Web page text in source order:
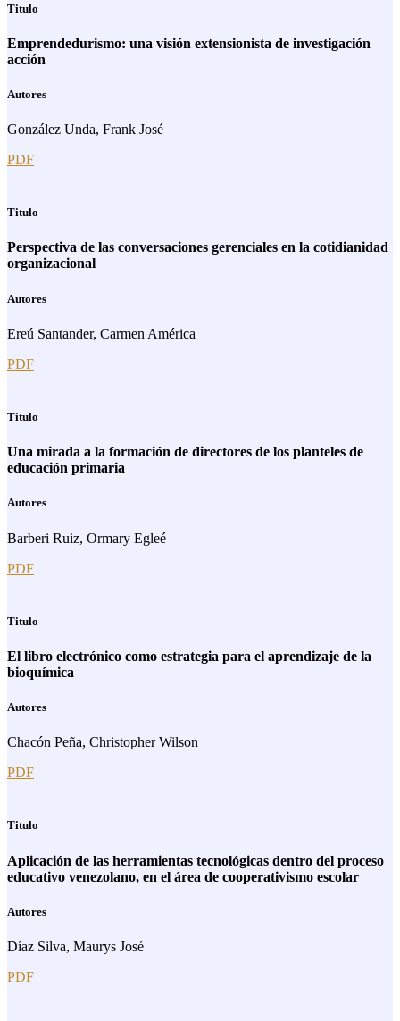
Titulo
Emprendedurismo: una visión extensionista de investigación
acción
Autores
González Unda, Frank José
PDF
Titulo
Perspectiva de las conversaciones gerenciales en la cotidianidad
organizacional
Autores
Ereú Santander, Carmen América
PDF
Titulo
Una mirada a la formación de directores de los planteles de
educación primaria
Autores
Barberi Ruiz, Ormary Egleé
PDF
Titulo
El libro electrónico como estrategia para el aprendizaje de la
bioquímica
Autores
Chacón Peña, Christopher Wilson
PDF
Titulo
Aplicación de las herramientas tecnológicas dentro del proceso
educativo venezolano, en el área de cooperativismo escolar
Autores
Díaz Silva, Maurys José
PDF